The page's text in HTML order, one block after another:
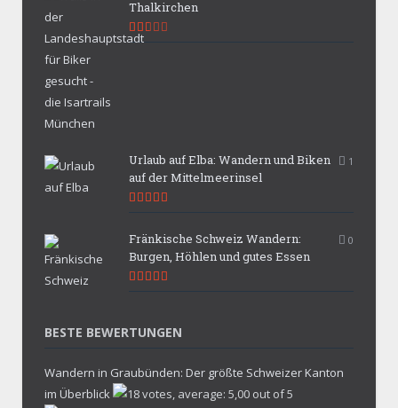
Thalkirchen
1
Urlaub auf Elba: Wandern und Biken
auf der Mittelmeerinsel
0
Fränkische Schweiz Wandern:
Burgen, Höhlen und gutes Essen
BESTE BEWERTUNGEN
Wandern in Graubünden: Der größte Schweizer Kanton
im Überblick